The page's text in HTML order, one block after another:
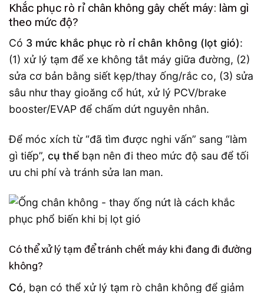
Khắc phục rò rỉ chân không gây chết máy: làm gì
theo mức độ?
Có 3 mức khắc phục rò rỉ chân không (lọt gió):
(1) xử lý tạm để xe không tắt máy giữa đường, (2)
sửa cơ bản bằng siết kẹp/thay ống/rắc co, (3) sửa
sâu như thay gioăng cổ hút, xử lý PCV/brake
booster/EVAP để chấm dứt nguyên nhân.
Để móc xích từ “đã tìm được nghi vấn” sang “làm
gì tiếp”, cụ thể bạn nên đi theo mức độ sau để tối
ưu chi phí và tránh sửa lan man.
Có thể xử lý tạm để tránh chết máy khi đang đi đường
không?
Có, bạn có thể xử lý tạm rò chân không để giảm